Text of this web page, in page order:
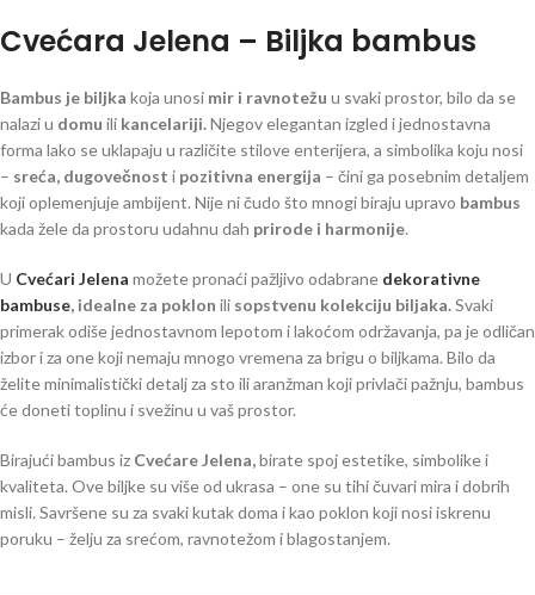
Cvećara Jelena – Biljka bambus
Bambus je biljka koja unosi mir i ravnotežu u svaki prostor, bilo da se
nalazi u domu ili kancelariji.Njegov elegantan izgled i jednostavna
forma lako se uklapaju u različite stilove enterijera, a simbolika koju nosi
– sreća, dugovečnost i pozitivna energija – čini ga posebnim detaljem
koji oplemenjuje ambijent. Nije ni čudo što mnogi biraju upravo bambus
kada žele da prostoru udahnu dah prirode i harmonije.
U Cvećari Jelena možete pronaći pažljivo odabrane dekorativne
bambuse, idealne za poklon ili sopstvenu kolekciju biljaka.Svaki
primerak odiše jednostavnom lepotom i lakoćom održavanja, pa je odličan
izbor i za one koji nemaju mnogo vremena za brigu o biljkama. Bilo da
želite minimalistički detalj za sto ili aranžman koji privlači pažnju, bambus
će doneti toplinu i svežinu u vaš prostor.
Birajući bambus iz Cvećare Jelena,birate spoj estetike, simbolike i
kvaliteta. Ove biljke su više od ukrasa – one su tihi čuvari mira i dobrih
misli. Savršene su za svaki kutak doma i kao poklon koji nosi iskrenu
poruku – želju za srećom, ravnotežom i blagostanjem.